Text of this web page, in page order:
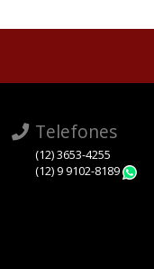
Telefones
(12) 3653-4255
(12) 9 9102-8189